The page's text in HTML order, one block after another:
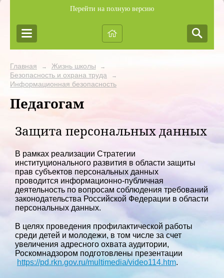
Перейти на полную версию
Главная → Жизнь школы →
Безопасность и охрана труда →
Информационная безопасность
Педагогам
Защита персональных данных
В рамках реализации Стратегии
институционального развития в области защиты
прав субъектов персональных данных
проводится информационно-публичная
деятельность по вопросам соблюдения требований
законодательства Российской Федерации в области
персональных данных.
В целях проведения профилактической работы
среди детей и молодежи, в том числе за счет
увеличения адресного охвата аудитории,
Роскомнадзором подготовлены презентации
https://pd.rkn.gov.ru/multimedia/video114.htm.